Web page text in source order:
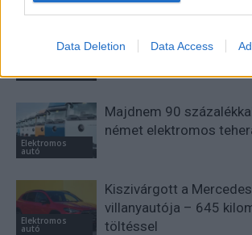
Data Deletion Data Access
piacra az új Mercedes
Elektromos
autó
Majdnem 90
német elektromos
Elektromos
autó
Kiszivárgott a
villanyautója – 645
töltéssel